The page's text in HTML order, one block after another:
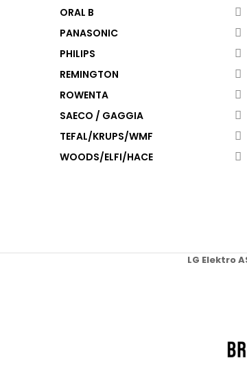
ORAL B
PANASONIC
PHILIPS
REMINGTON
ROWENTA
SAECO / GAGGIA
TEFAL/KRUPS/WMF
WOODS/ELFI/HACE
LG Elektro